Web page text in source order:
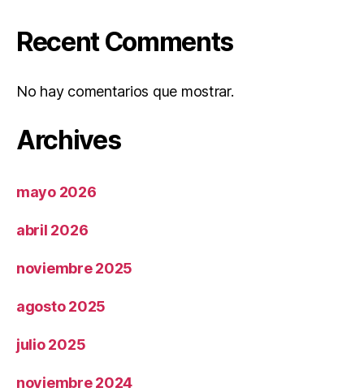
Recent Comments
No hay comentarios que mostrar.
Archives
mayo 2026
abril 2026
noviembre 2025
agosto 2025
julio 2025
noviembre 2024